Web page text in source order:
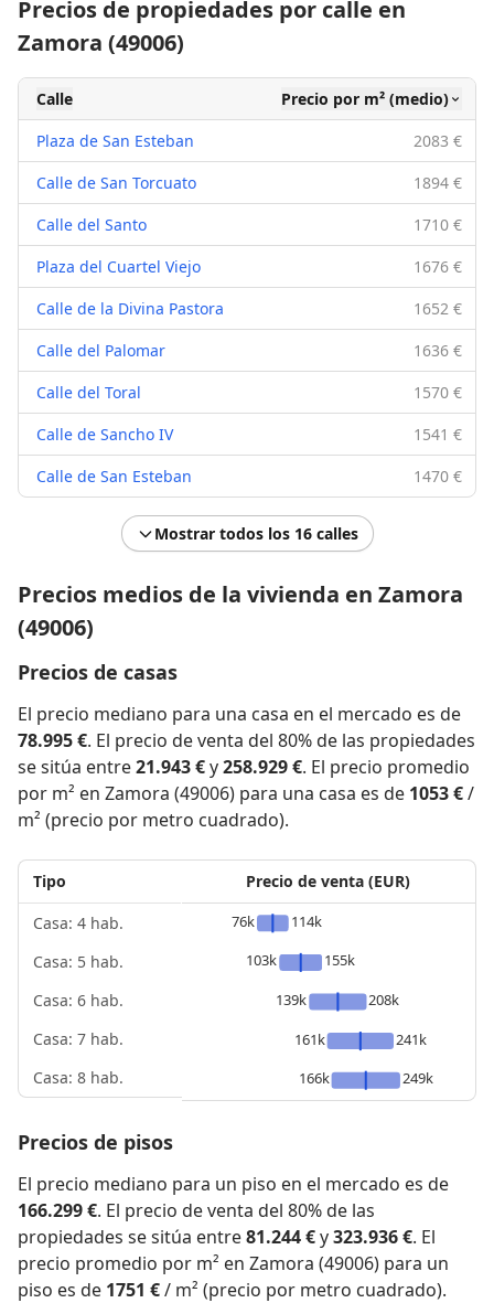
Precios de propiedades por calle en
Zamora (49006)
Calle
Precio por m² (medio)
Plaza de San Esteban
2083 €
Calle de San Torcuato
1894 €
Calle del Santo
1710 €
Plaza del Cuartel Viejo
1676 €
Calle de la Divina Pastora
1652 €
Calle del Palomar
1636 €
Calle del Toral
1570 €
Calle de Sancho IV
1541 €
Calle de San Esteban
1470 €
Mostrar todos los 16 calles
Precios medios de la vivienda en Zamora
(49006)
Precios de casas
El precio mediano para una casa en el mercado es de
78.995 €. El precio de venta del 80% de las propiedades
se sitúa entre21.943 €y258.929 €. El precio promedio
por m² en Zamora (49006) para una casa es de 1053 €/
m² (precio por metro cuadrado).
Tipo
Casa: 4 hab.
Casa: 5 hab.
Casa: 6 hab.
Casa: 7 hab.
Casa: 8 hab.
Precio de venta (EUR)
76k
114k
103k
155k
139k
208k
161k
241k
166k
249k
Precios de pisos
El precio mediano para un piso en el mercado es de
166.299 €. El precio de venta del 80% de las
propiedades se sitúa entre81.244 €y323.936 €. El
precio promedio por m² en Zamora (49006) para un
piso es de 1751 €/ m² (precio por metro cuadrado).